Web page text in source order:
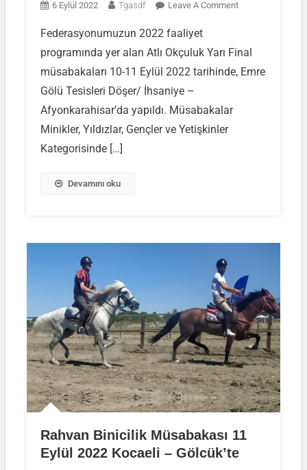
6 Eylül 2022 Tgasdf Leave A CommentOn
Yarı
Final
Federasyonumuzun 2022 faaliyet
programında yer alan Atlı Okçuluk Yarı Final
müsabakaları 10-11 Eylül 2022 tarihinde, Emre
Gölü Tesisleri Döşer/ İhsaniye –
Afyonkarahisar’da yapıldı. Müsabakalar
Minikler, Yıldızlar, Gençler ve Yetişkinler
Kategorisinde […]
Devamını oku
Rahvan Binicilik Müsabakası 11
Eylül 2022 Kocaeli – Gölcük’te